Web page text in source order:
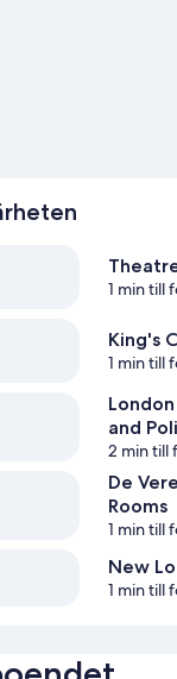
1 min till
King's
1 min till
and
2 min till
De
Rooms
1 min till
New
1 min till